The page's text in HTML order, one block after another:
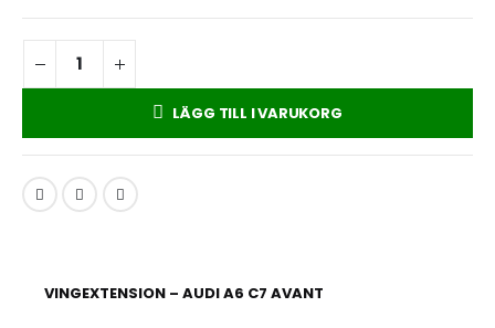
LÄGG TILL I VARUKORG
VINGEXTENSION – AUDI A6 C7 AVANT